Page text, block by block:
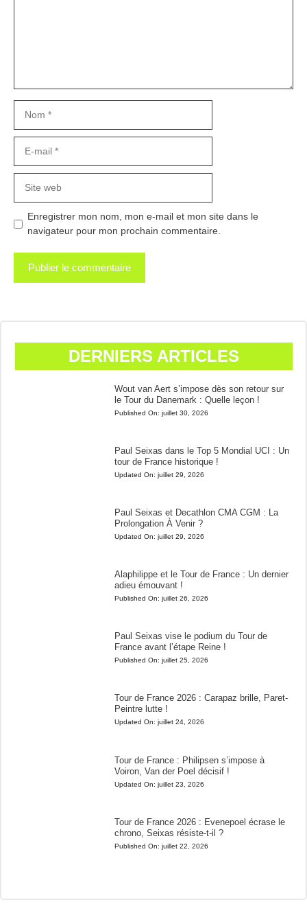
mail
web
Enregistrer mon nom, mon e-mail et mon site dans le
navigateur pour mon prochain commentaire.
DERNIERS ARTICLES
Wout van Aert s’impose dès son retour sur
le Tour du Danemark : Quelle leçon !
Published On: juillet 30, 2026
Paul Seixas dans le Top 5 Mondial UCI : Un
tour de France historique !
Updated On: juillet 29, 2026
Paul Seixas et Decathlon CMA CGM : La
Prolongation À Venir ?
Updated On: juillet 29, 2026
Alaphilippe et le Tour de France : Un dernier
adieu émouvant !
Published On: juillet 26, 2026
Paul Seixas vise le podium du Tour de
France avant l’étape Reine !
Published On: juillet 25, 2026
Tour de France 2026 : Carapaz brille, Paret-
Peintre lutte !
Updated On: juillet 24, 2026
Tour de France : Philipsen s’impose à
Voiron, Van der Poel décisif !
Updated On: juillet 23, 2026
Tour de France 2026 : Evenepoel écrase le
chrono, Seixas résiste-t-il ?
Published On: juillet 22, 2026